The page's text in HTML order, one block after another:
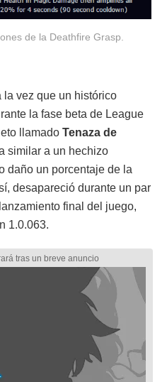
de la Deathfire Grasp.
la vez que un histórico
la fase beta de League
llamado Tenaza de
similar a un hechizo
daño un porcentaje de la
desapareció durante un par
final del juego,
1.0.063.